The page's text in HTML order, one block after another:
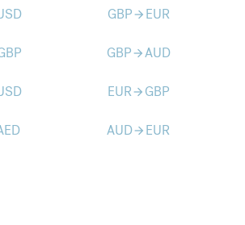
GBParrow_forward EUR
GBParrow_forwardAUD
EURarrow_forward GBP
AUDarrow_forward EUR